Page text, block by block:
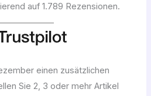
auf 1.789 Rezensionen.
einen zusätzlichen
Sie 2, 3 oder mehr Artikel